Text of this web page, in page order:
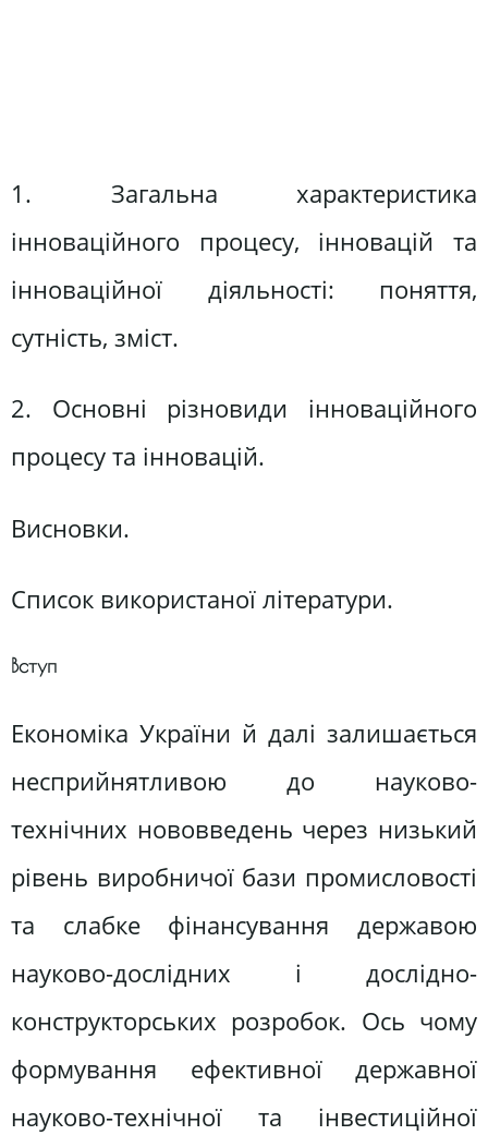
1. Загальна характеристика
інноваційного процесу, інновацій та
інноваційної діяльності: поняття,
сутність, зміст.
2. Основні різновиди інноваційного
процесу та інновацій.
Висновки.
Список використаної літератури.
Вступ
Економіка України й далі залишається
несприйнятливою до науково-
технічних нововведень через низький
рівень виробничої бази промисловості
та слабке фінансування державою
науково-дослідних і дослідно-
конструкторських розробок. Ось чому
формування ефективної державної
науково-технічної та інвестиційної